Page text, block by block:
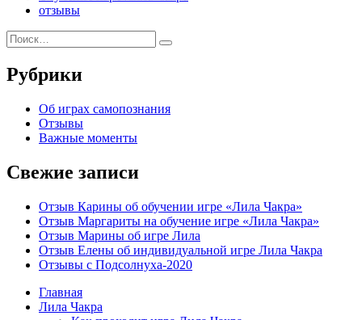
отзывы
Искать:
Поиск
Рубрики
Об играх самопознания
Отзывы
Важные моменты
Свежие записи
Отзыв Карины об обучении игре «Лила Чакра»
Отзыв Маргариты на обучение игре «Лила Чакра»
Отзыв Марины об игре Лила
Отзыв Елены об индивидуальной игре Лила Чакра
Отзывы с Подсолнуха-2020
Главная
Лила Чакра